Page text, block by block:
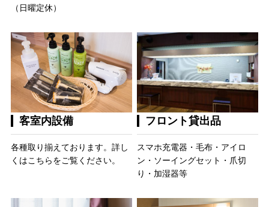
（日曜定休）
客室内設備
各種取り揃えております。詳し
くはこちらをご覧ください。
フロント貸出品
スマホ充電器・毛布・アイロ
ン・ソーイングセット・爪切
り・加湿器等